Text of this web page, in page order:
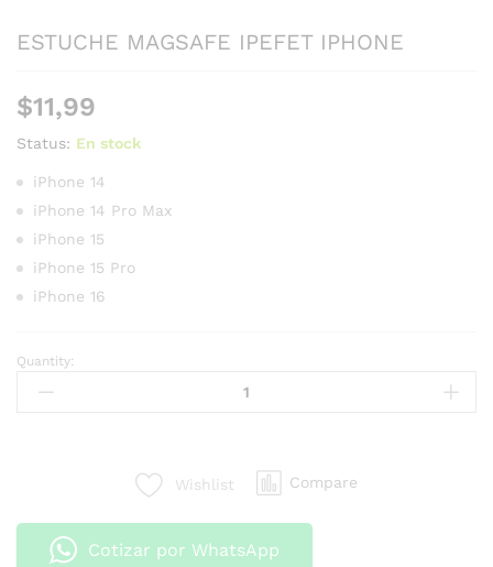
ESTUCHE MAGSAFE IPEFET IPHONE
$11,99
Status: En stock
iPhone 14
iPhone 14 Pro Max
iPhone 15
iPhone 15 Pro
iPhone 16
Quantity:
Wishlist Compare
Cotizar por WhatsApp